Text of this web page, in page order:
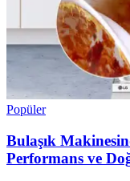
Popüler
Bulaşık
Performans ve